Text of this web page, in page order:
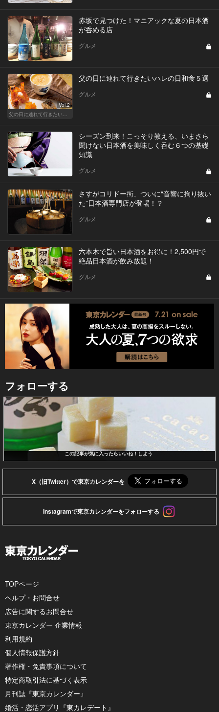
赤坂で見つけた！マニアックな夏の日本酒
が呑める店
グルメ
Vol.2
父の日に連れて行きたい お父さん受けが抜群に良い都内名店
父の日に連れて行きたいハレの日和食５選
グルメ
シーズン到来！こっそり教える、いまさら
聞けない日本酒を美味しく呑む６つの基礎
知識
グルメ
さすがコリドー街、ついに“音響に拘り抜い
た”日本酒専門店が登場！？
グルメ
六本木で旨い日本酒をお得に！2,500円で
絶品日本酒が飲み放題！
グルメ
フォローする
この記事が気に入ったらいいね！しよう
X（旧Twitter）で東京カレンダーを
Instagramで東京カレンダーをフォローする
TOPページ
ヘルプ・お問合せ
広告に関するお問合せ
東京カレンダー 企業情報
利用規約
個人情報保護方針
著作権・免責事項について
特定商取引法に基づく表示
月刊誌『東京カレンダー』
婚活・恋活アプリ『東カレデート』